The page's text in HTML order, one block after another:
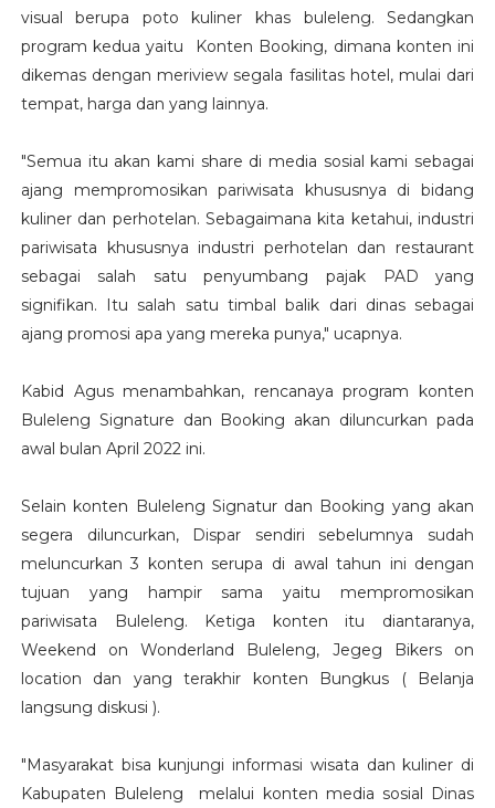
visual berupa poto kuliner khas buleleng. Sedangkan
program kedua yaitu Konten Booking, dimana konten ini
dikemas dengan meriview segala fasilitas hotel, mulai dari
tempat, harga dan yang lainnya.
"Semua itu akan kami share di media sosial kami sebagai
ajang mempromosikan pariwisata khususnya di bidang
kuliner dan perhotelan. Sebagaimana kita ketahui, industri
pariwisata khususnya industri perhotelan dan restaurant
sebagai salah satu penyumbang pajak PAD yang
signifikan. Itu salah satu timbal balik dari dinas sebagai
ajang promosi apa yang mereka punya," ucapnya.
Kabid Agus menambahkan, rencanaya program konten
Buleleng Signature dan Booking akan diluncurkan pada
awal bulan April 2022 ini.
Selain konten Buleleng Signatur dan Booking yang akan
segera diluncurkan, Dispar sendiri sebelumnya sudah
meluncurkan 3 konten serupa di awal tahun ini dengan
tujuan yang hampir sama yaitu mempromosikan
pariwisata Buleleng. Ketiga konten itu diantaranya,
Weekend on Wonderland Buleleng, Jegeg Bikers on
location dan yang terakhir konten Bungkus ( Belanja
langsung diskusi ).
"Masyarakat bisa kunjungi informasi wisata dan kuliner di
Kabupaten Buleleng melalui konten media sosial Dinas